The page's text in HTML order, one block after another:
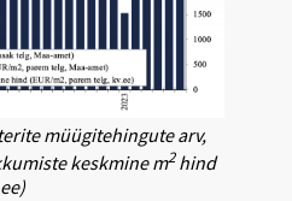
müügitehingute arv,
keskmine m2hind